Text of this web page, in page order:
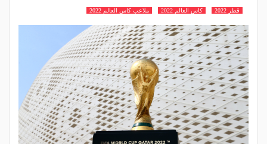
قطر 2022 كاس العالم 2022 ملاعب كاس العالم 2022